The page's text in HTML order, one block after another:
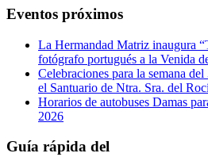
Eventos próximos
La Hermandad Matriz inaugura
fotógrafo portugués a la Venida
Celebraciones para la semana
el Santuario de Ntra. Sra. del
Horarios de autobuses Damas
2026
Guía rápida del